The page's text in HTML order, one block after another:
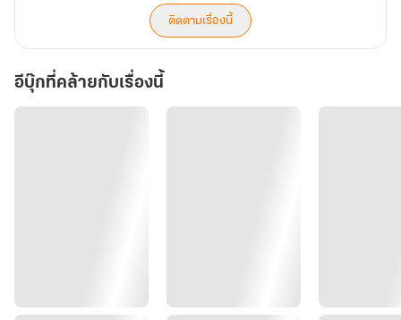
ติดตามเรื่องนี้
อีบุ๊กที่คล้ายกับเรื่องนี้